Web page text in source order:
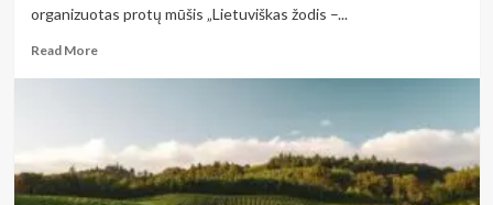
organizuotas protų mūšis „Lietuviškas žodis –...
Read MoreRead
laisvos
valstybės